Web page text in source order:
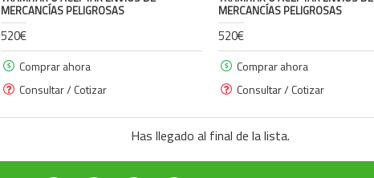
MERCANCÍAS PELIGROSAS
520€
Comprar ahora
Consultar / Cotizar
MERCANCÍAS PELIGROSAS
520€
Comprar ahora
Consultar / Cotizar
Has llegado al final de la lista.